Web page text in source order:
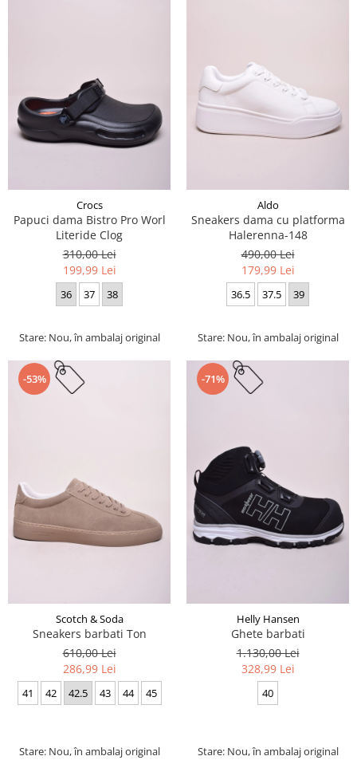
Crocs
Papuci dama Bistro Pro Worl
Literide Clog
310,00 Lei
199,99 Lei
36 37 38
Stare: Nou, în ambalaj original
Aldo
Sneakers dama cu platforma
Halerenna-148
490,00 Lei
179,99 Lei
36.5 37.5 39
Stare: Nou, în ambalaj original
-53%
Scotch & Soda
Sneakers barbati Ton
610,00 Lei
286,99 Lei
41 42 42.5 43 44 45
Stare: Nou, în ambalaj original
-71%
Helly Hansen
Ghete barbati
1.130,00 Lei
328,99 Lei
40
Stare: Nou, în ambalaj original